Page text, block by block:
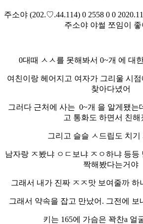
주소야 (202.♡.44.114) 0 2558 0 0
주소야 야썰 쪼임이 좋
0대때 ㅅㅅ를 못해봐서 0~개 에 대
여친이랑 헤어지고 여자가 그리울 시
찾아다녔어
그러다 근처에 사는 0~개 을 알게됐는
고 통화도 하면서 친해
그리고 슬슬 ㅅ드립도 치기
남자랑 ㅈ봤냐 ㅇㄷ보냐 ㅈㅇ하냐 등등
짝해봤다는거야
그래서 내가 진짜 ㅈㅈ맛 보여줄까 하
그래서 약속을 잡고 만났어. 그전에 보
키는 165에 가슴은 꽉찬a 얼